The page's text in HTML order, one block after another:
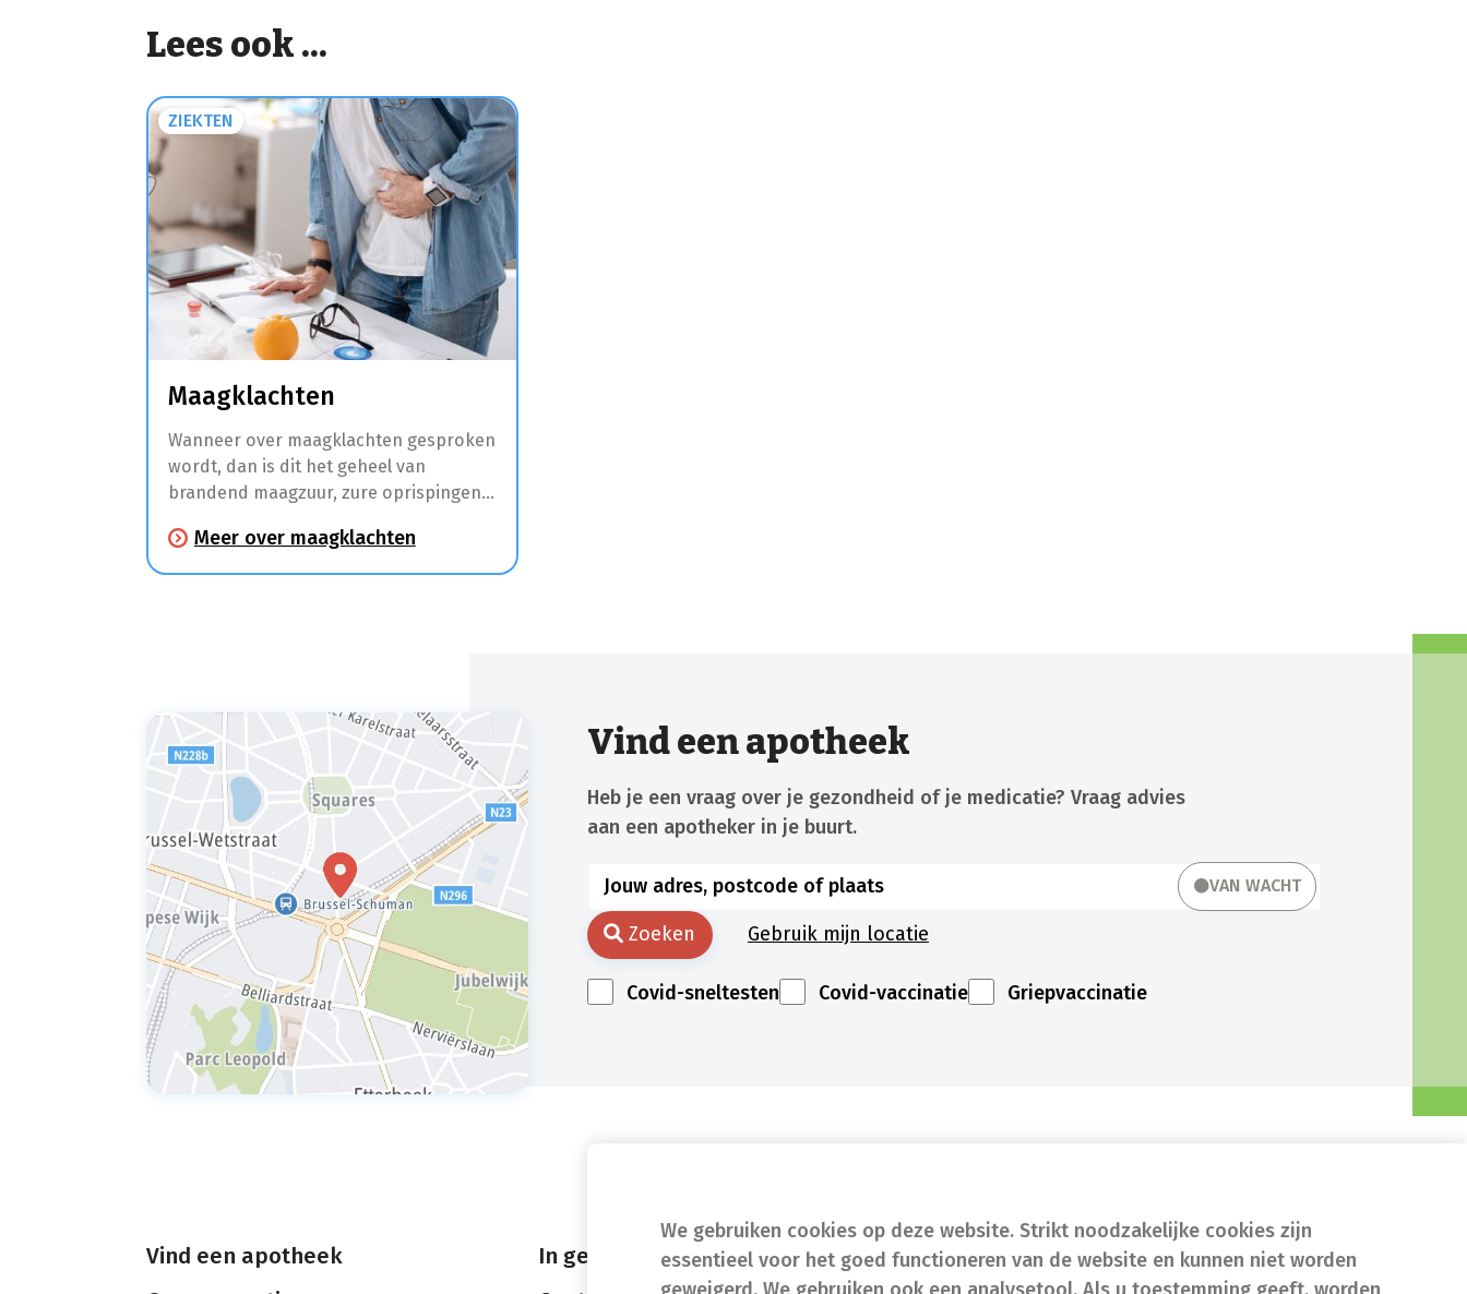
We gebruiken cookies op deze website. Strikt noodzakelijke cookies zijn
essentieel voor het goed functioneren van de website en kunnen niet worden
Lees ook ...
ZIEKTEN
Maagklachten
Wanneer over maagklachten gesproken
wordt, dan is dit het geheel van
brandend maagzuur, zure oprispingen
spijsverteringsproblemen.
Meer over maagklachten
Vind een apotheek
Heb je een vraag over je gezondheid of je medicatie? Vraag advies
aan een apotheker in je buurt.
VAN WACHT
Zoeken Gebruik mijn locatie
Covid-sneltesten Covid-vaccinatie Griepvaccinatie
Vind een apotheek
In geval van nood